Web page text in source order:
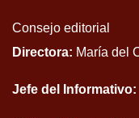
Consejo editorial
Directora: María del
Jefe del Informativo: